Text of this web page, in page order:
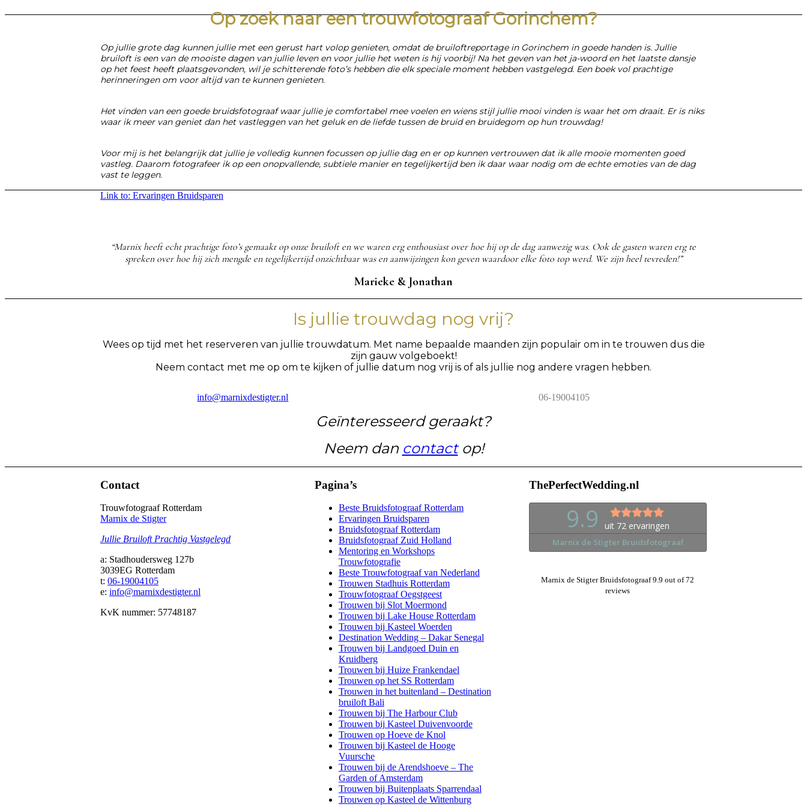
Op zoek naar een trouwfotograaf Gorinchem?
Op jullie grote dag kunnen jullie met een gerust hart volop genieten, omdat de bruiloftreportage in Gorinchem in goede handen is. Jullie
bruiloft is een van de mooiste dagen van jullie leven en voor jullie het weten is hij voorbij! Na het geven van het ja-woord en het laatste dansje
op het feest heeft plaatsgevonden, wil je schitterende foto’s hebben die elk speciale moment hebben vastgelegd. Een boek vol prachtige
herinneringen om voor altijd van te kunnen genieten.
Het vinden van een goede bruidsfotograaf waar jullie je comfortabel mee voelen en wiens stijl jullie mooi vinden is waar het om draait. Er is niks
waar ik meer van geniet dan het vastleggen van het geluk en de liefde tussen de bruid en bruidegom op hun trouwdag!
Voor mij is het belangrijk dat jullie je volledig kunnen focussen op jullie dag en er op kunnen vertrouwen dat ik alle mooie momenten goed
vastleg. Daarom fotografeer ik op een onopvallende, subtiele manier en tegelijkertijd ben ik daar waar nodig om de echte emoties van de dag
vast te leggen.
Link to: Ervaringen Bruidsparen
“Marnix heeft echt prachtige foto’s gemaakt op onze bruiloft en we waren erg enthousiast over hoe hij op de dag aanwezig was. Ook de gasten waren erg te
spreken over hoe hij zich mengde en tegelijkertijd onzichtbaar was en aanwijzingen kon geven waardoor elke foto top werd. We zijn heel tevreden!”
Marieke & Jonathan
Is jullie trouwdag nog vrij?
Wees op tijd met het reserveren van jullie trouwdatum. Met name bepaalde maanden zijn populair om in te trouwen dus die
zijn gauw volgeboekt!
Neem contact met me op om te kijken of jullie datum nog vrij is of als jullie nog andere vragen hebben.
info@marnixdestigter.nl 06-19004105
Geïnteresseerd geraakt?
Neem dan contactop!
Contact
Trouwfotograaf Rotterdam
Marnix de Stigter
Jullie Bruiloft Prachtig Vastgelegd
a: Stadhoudersweg 127b
3039EG Rotterdam
t: 06-19004105
e: info@marnixdestigter.nl
KvK nummer: 57748187
Pagina’s
Beste Bruidsfotograaf Rotterdam
Ervaringen Bruidsparen
Bruidsfotograaf Rotterdam
Bruidsfotograaf Zuid Holland
Mentoring en Workshops
Trouwfotografie
Beste Trouwfotograaf van Nederland
Trouwen Stadhuis Rotterdam
Trouwfotograaf Oegstgeest
Trouwen bij Slot Moermond
Trouwen bij Lake House Rotterdam
Trouwen bij Kasteel Woerden
Destination Wedding – Dakar Senegal
Trouwen bij Landgoed Duin en
Kruidberg
Trouwen bij Huize Frankendael
Trouwen op het SS Rotterdam
Trouwen in het buitenland – Destination
bruiloft Bali
Trouwen bij The Harbour Club
Trouwen bij Kasteel Duivenvoorde
Trouwen op Hoeve de Knol
Trouwen bij Kasteel de Hooge
Vuursche
Trouwen bij de Arendshoeve – The
Garden of Amsterdam
Trouwen bij Buitenplaats Sparrendaal
Trouwen op Kasteel de Wittenburg
ThePerfectWedding.nl
Marnix de Stigter Bruidsfotograaf 9.9 out of72
reviews